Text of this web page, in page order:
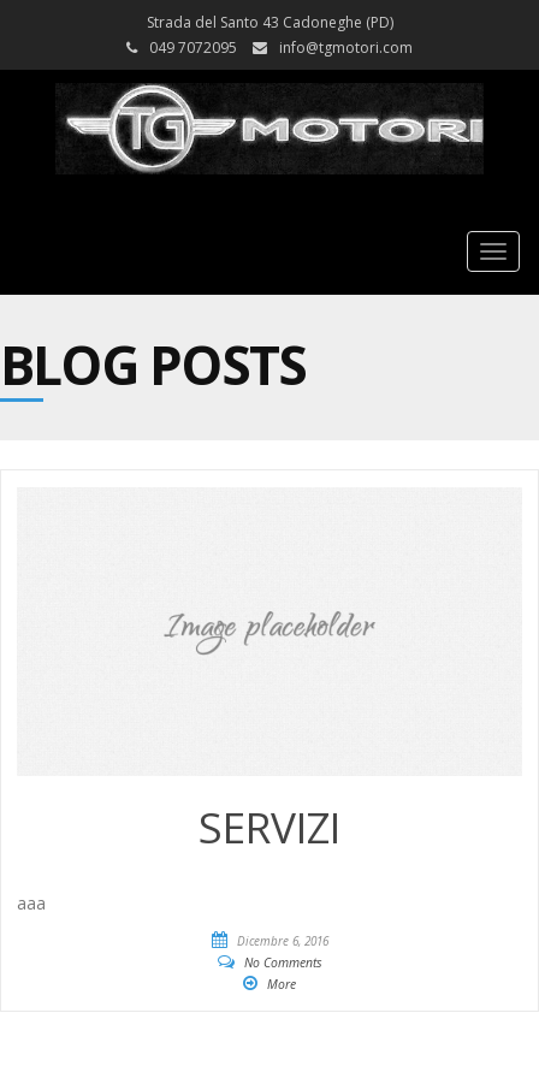
Strada del Santo 43 Cadoneghe (PD)
049 7072095
info@tgmotori.com
BLOG POSTS
SERVIZI
aaa
Dicembre 6, 2016
No Comments
More